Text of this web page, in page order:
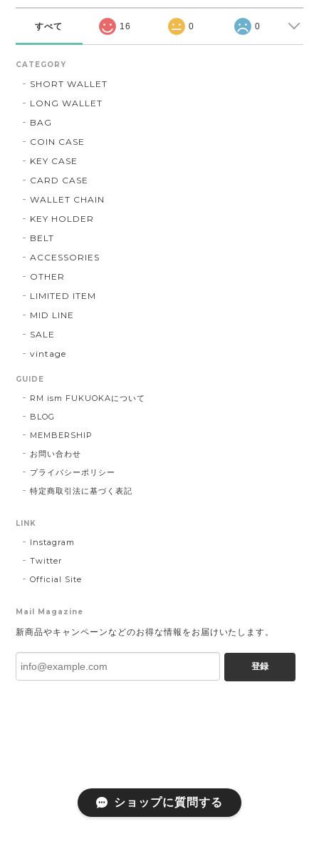
すべて 16 0 0
CATEGORY
SHORT WALLET
LONG WALLET
BAG
COIN CASE
KEY CASE
CARD CASE
WALLET CHAIN
KEY HOLDER
BELT
ACCESSORIES
OTHER
LIMITED ITEM
MID LINE
SALE
vintage
GUIDE
RM ism FUKUOKAについて
BLOG
MEMBERSHIP
お問い合わせ
プライバシーポリシー
特定商取引法に基づく表記
LINK
Instagram
Twitter
Official Site
Mail Magazine
新商品やキャンペーンなどのお得な情報をお届けいたします。
登録
ショップに質問する